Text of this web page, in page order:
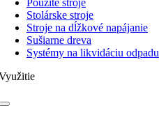
Použité stroje
Stolárske stroje
Stroje na dĺžkové napájanie
Sušiarne dreva
Systémy na likvidáciu odpadu
Toggle